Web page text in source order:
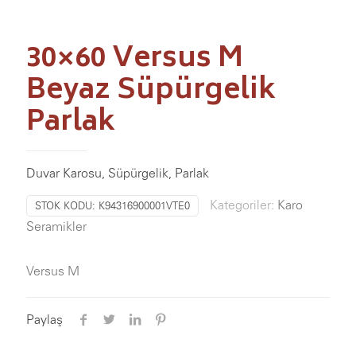
30×60 Versus M
Beyaz Süpürgelik
Parlak
Duvar Karosu, Süpürgelik, Parlak
STOK KODU: K94316900001VTE0 Kategoriler: Karo
Seramikler
Versus M
Paylaş